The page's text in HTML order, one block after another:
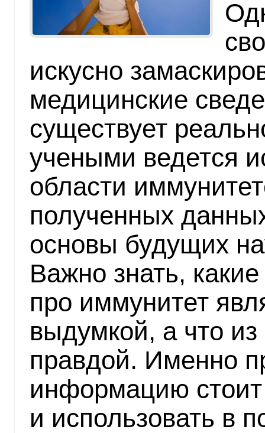
искусно
медицинские
существует
учеными ведется
области
полученных
основы будущих
Важно знать,
про иммунитет
выдумкой, а что из
правдой. Именно
информацию
и использовать в